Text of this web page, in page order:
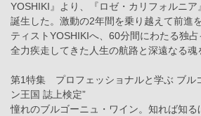
YOSHIKI』より、『ロゼ・カリフォルニ
誕生した。激動の2年間を乗り越えて前進
ティストYOSHIKIへ、60分間にわたる独占
全力疾走してきた人生の航路と深遠なる魂
第1特集 プロフェッショナルと学ぶ ブル
ン王国 誌上検定”
憧れのブルゴーニュ・ワイン。知れば知